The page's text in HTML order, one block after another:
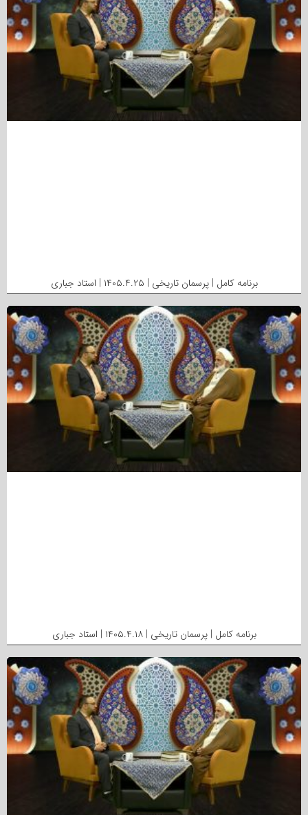
برنامه کامل | پرسمان تاریخی | ۱۴۰۵.۴.۲۵ | استاد جباری
برنامه کامل | پرسمان تاریخی | ۱۴۰۵.۴.۱۸ | استاد جباری